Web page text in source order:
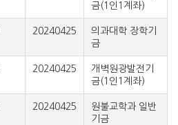
금(1인1계좌)
20240425
의과대학 장학기
금
20240425
개벽원광발전기
금(1인1계좌)
20240425
원불교학과 일반
기금